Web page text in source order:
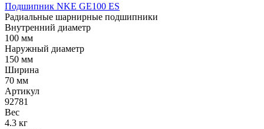
Подшипник NKE GE100 ES
Радиальные шарнирные подшипники
Внутренний диаметр
100 мм
Наружный диаметр
150 мм
Ширина
70 мм
Артикул
92781
Вес
4.3 кг